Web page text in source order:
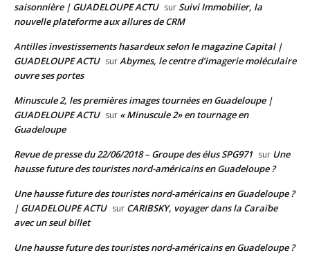
saisonnière | GUADELOUPE ACTU surSuivi Immobilier, la
nouvelle plateforme aux allures de CRM
Antilles investissements hasardeux selon le magazine Capital |
GUADELOUPE ACTU surAbymes, le centre d’imagerie moléculaire
ouvre ses portes
Minuscule 2, les premières images tournées en Guadeloupe |
GUADELOUPE ACTU sur « Minuscule 2» en tournage en
Guadeloupe
Revue de presse du 22/06/2018 – Groupe des élus SPG971 sur Une
hausse future des touristes nord-américains en Guadeloupe ?
Une hausse future des touristes nord-américains en Guadeloupe ?
| GUADELOUPE ACTU sur CARIBSKY, voyager dans la Caraïbe
avec un seul billet
Une hausse future des touristes nord-américains en Guadeloupe ?